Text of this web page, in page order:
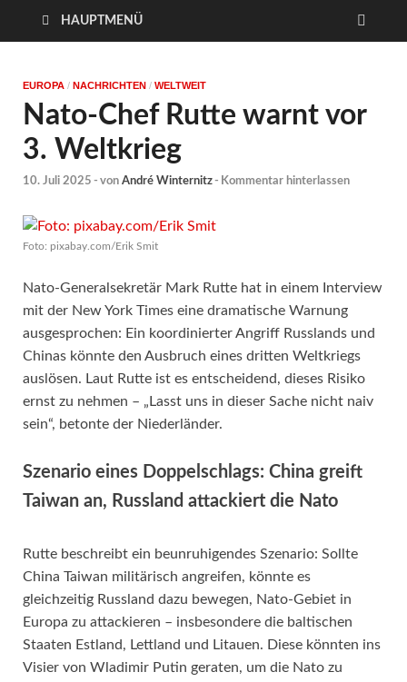
HAUPTMENÜ
EUROPA / NACHRICHTEN / WELTWEIT
Nato-Chef Rutte warnt vor
3. Weltkrieg
10. Juli 2025 - von André Winternitz- Kommentar hinterlassen
Foto: pixabay.com/Erik Smit
Nato-Generalsekretär Mark Rutte hat in einem Interview
mit der New York Times eine dramatische Warnung
ausgesprochen: Ein koordinierter Angriff Russlands und
Chinas könnte den Ausbruch eines dritten Weltkriegs
auslösen. Laut Rutte ist es entscheidend, dieses Risiko
ernst zu nehmen – „Lasst uns in dieser Sache nicht naiv
sein“, betonte der Niederländer.
Szenario eines Doppelschlags: China greift
Taiwan an, Russland attackiert die Nato
Rutte beschreibt ein beunruhigendes Szenario: Sollte
China Taiwan militärisch angreifen, könnte es
gleichzeitig Russland dazu bewegen, Nato-Gebiet in
Europa zu attackieren – insbesondere die baltischen
Staaten Estland, Lettland und Litauen. Diese könnten ins
Visier von Wladimir Putin geraten, um die Nato zu